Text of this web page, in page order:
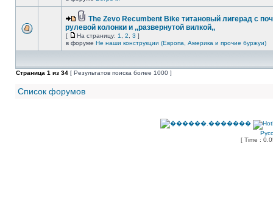
The Zevo Recumbent Bike титановый лигерад с
рулевой колонки и ,,развернутой вилкой,,
[ На страницу: 1 2 3 ]
в форуме Не наши конструкции (Европа, Америка и прочие буржуи)
Страница 1 из 34 [ Результатов поиска более 1000 ]
Список форумов
[ Time :